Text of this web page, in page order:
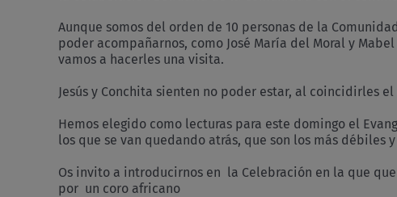
Aunque somos del orden de 10 personas de la
poder acompañarnos, como José María del Moral y
vamos a hacerles una visita.
Jesús y Conchita sienten no poder estar, al coincidirles
Hemos elegido como lecturas para este domingo el
los que se van quedando atrás, que son los más
Os invito a introducirnos en la Celebración en la que
por un coro africano